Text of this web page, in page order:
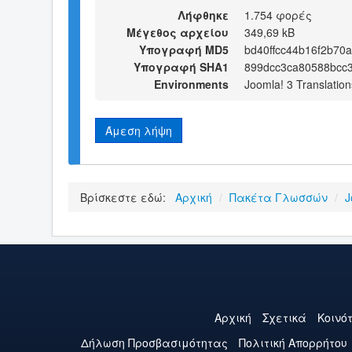
Λήφθηκε
1.754 φορές
Μέγεθος αρχείου
349,69 kB
Υπογραφή MD5
Υπογραφή SHA1
Environments
Joomla! 3
Άμεση λήψη
Βρίσκεστε εδώ: Αρχική / Πακέτα Γλωσσών /
Αρχική Σχετικά
Δήλωση Προσβασιμότητας
Πολιτική Aπορρήτου